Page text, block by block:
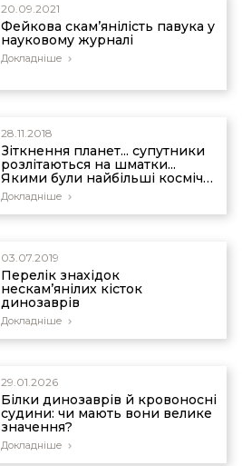
20.09.2021
Фейкова скам’янілість павука у
науковому журналі
Докладніше
28.11.2018
Зіткнення планет... супутники
розлітаються на шматки...
Якими були найбільші космічні
катастрофи?
Докладніше
03.07.2019
Перелік знахідок
нескам’янілих кісток
динозаврів
Докладніше
29.01.2026
Білки динозаврів й кровоносні
судини: чи мають вони велике
значення?
Докладніше